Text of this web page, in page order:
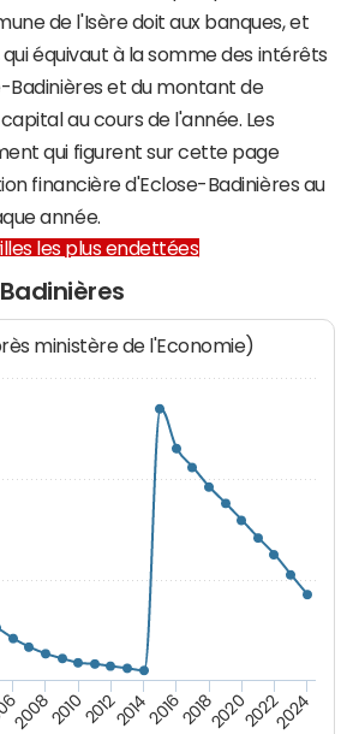
de l'Isère doit aux banques, et
équivaut à la somme des intérêts
Badinières et du montant de
au cours de l'année. Les
qui figurent sur cette page
financière d'Eclose-Badinières au
année.
les plus endettées
ministère de l'Economie)
200820102012201420162018202020222024